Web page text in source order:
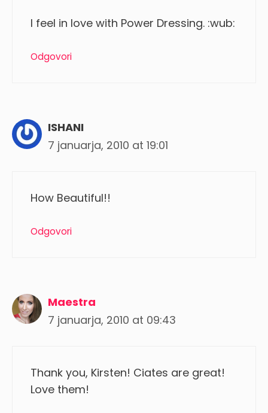
I feel in love with Power Dressing. :wub:
Odgovori
ISHANI
7 januarja, 2010 at 19:01
How Beautiful!!
Odgovori
Maestra
7 januarja, 2010 at 09:43
Thank you, Kirsten! Ciates are great!
Love them!